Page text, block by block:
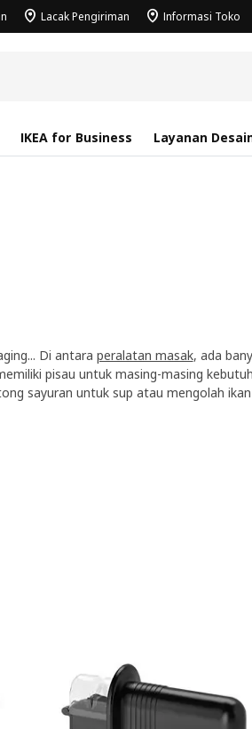
Lacak Pengiriman Informasi Toko
IKEA for Business Layanan
Di antara peralatan masak, ada
pisau untuk masing-masing
sayuran untuk sup atau mengolah